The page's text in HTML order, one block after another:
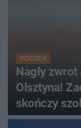
POGODA
Nagły
Olsztyna!
skończy